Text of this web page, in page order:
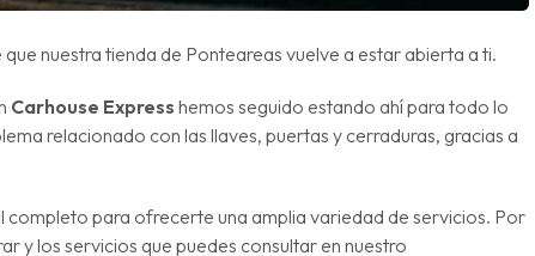
nuestra tienda de Ponteareas vuelve a estar abierta a ti.
Carhouse Express hemos seguido estando ahí para todo lo
relacionado con las llaves, puertas y cerraduras, gracias a
completo para ofrecerte una amplia variedad de servicios. Por
y los servicios que puedes consultar en nuestro